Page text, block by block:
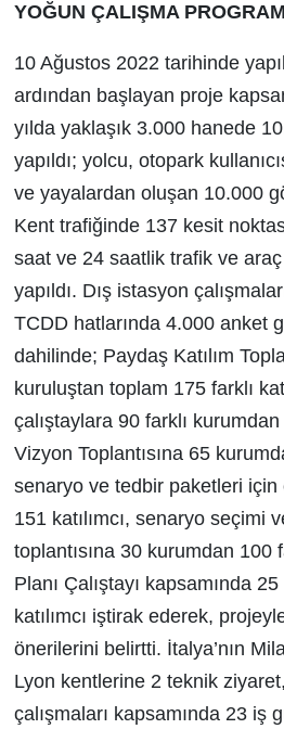
YOĞUN ÇALIŞMA
10 Ağustos 2022 tarihinde
ardından başlayan proje
yılda yaklaşık 3.000 hanede
yapıldı; yolcu, otopark
ve yayalardan oluşan 10.000
Kent trafiğinde 137 kesit
saat ve 24 saatlik trafik ve araç
yapıldı. Dış istasyon
TCDD hatlarında 4.000 anket
dahilinde; Paydaş Katılım
kuruluştan toplam 175 farklı
çalıştaylara 90 farklı kurumdan
Vizyon Toplantısına 65
senaryo ve tedbir paketleri
151 katılımcı, senaryo seçimi
toplantısına 30 kurumdan 100
Planı Çalıştayı kapsamında
katılımcı iştirak ederek,
önerilerini belirtti. İtalya’nın
Lyon kentlerine 2 teknik
çalışmaları kapsamında 23 iş